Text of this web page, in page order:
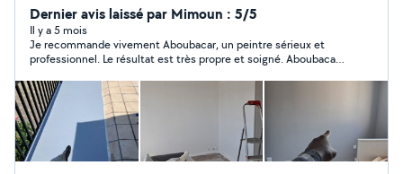
d interieur (ménage,renovation ,papier
peints,peinture,plomberie,electricite,installerun tv au
mur) Travaux d exterieur (jardinage,tonte, et enlever
herbes ,tailler et diminuer les haies,jardiner) , aide au
déménagement. . Peux également faire de l'aide à la
personne ( courses, promenade).veuillez me contacter.
Dernier avis laissé par Mimoun : 5/5
Il y a 5 mois
Je recommande vivement Aboubacar, un peintre sérieux et
professionnel. Le résultat est très propre et soigné. Aboubacar
attention aux demandes et s’assure que tout soit fait comme
souhaité.